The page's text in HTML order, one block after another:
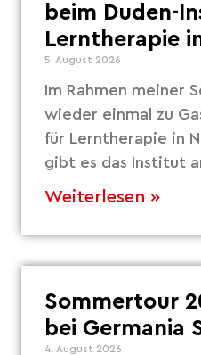
beim Duden-
Lerntherapie
5. August 2026
Im Rahmen meiner
wieder einmal zu
für Lerntherapie in
gibt es das Institut
Weiterlesen »
Sommertour
bei Germania
4. August 2026